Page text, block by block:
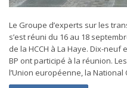
Le Groupe d’experts sur les
s’est réuni du 16 au 18
de la HCCH à La Haye. Dix-
BP ont participé à la réunion.
l’Union européenne, la National